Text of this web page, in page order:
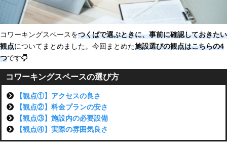
コワーキングスペースをつくばで選ぶときに、事前に確認しておきたい
観点についてまとめました。今回まとめた施設選びの観点はこちらの4
つです
コワーキングスペースの選び方
【観点①】アクセスの良さ
【観点②】料金プランの安さ
【観点③】施設内の必要設備
【観点④】実際の雰囲気良さ